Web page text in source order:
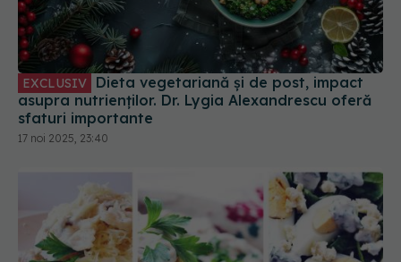
EXCLUSIV Dieta vegetariană și de post, impact
asupra nutrienților. Dr. Lygia Alexandrescu oferă
sfaturi importante
17 noi 2025, 23:40